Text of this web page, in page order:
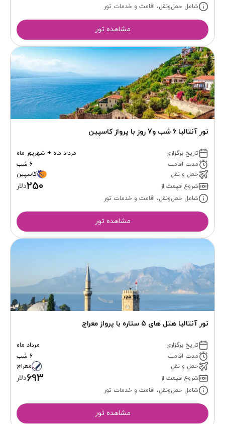
شامل حمل‌ونقل، اقامت و خدمات تور
مشاهده تور
تور آنتالیا 6 شب و7 روز با پرواز کاسپین
تاریخ برگزاری
مرداد ماه + شهریور ماه
مدت اقامت
6 شب
حمل و نقل
کاسپین
شروع قیمت از
250دلار
شامل حمل‌ونقل، اقامت و خدمات تور
مشاهده تور
تور آنتالیا هتل های 5 ستاره با پرواز معراج
تاریخ برگزاری
مرداد ماه
مدت اقامت
6 شب
حمل و نقل
معراج
شروع قیمت از
693دلار
شامل حمل‌ونقل، اقامت و خدمات تور
مشاهده تور